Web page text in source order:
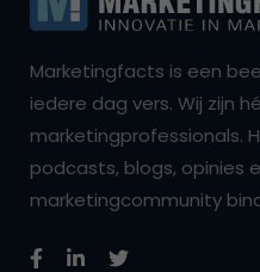
Marketingfacts is een
iedere dag vers. Wij zijn
marketingprofessionals.
podcasts, blogs, opinies
marketingcommunity